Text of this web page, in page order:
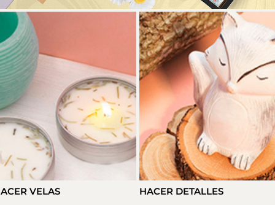
VELAS HACER DETALLES